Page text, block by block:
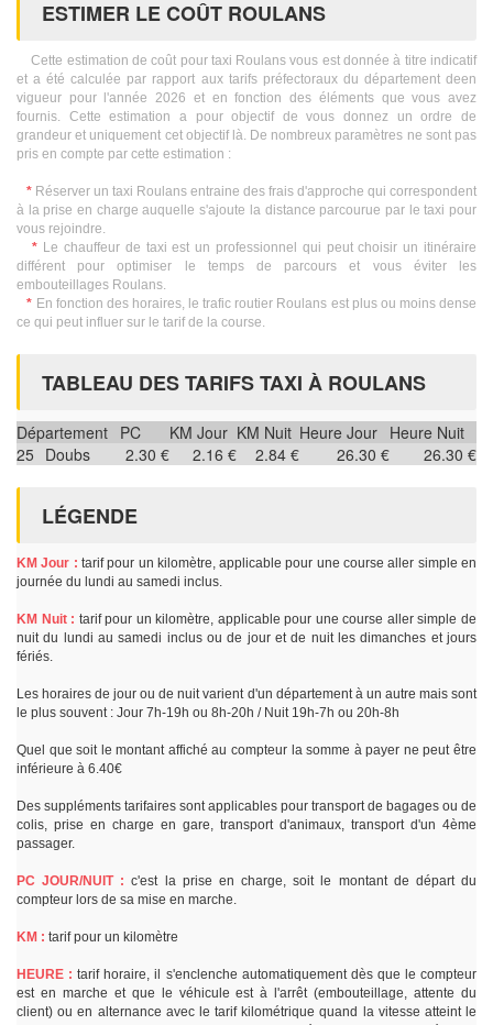
ESTIMER LE COÛT ROULANS
Cette estimation de coût pour taxi Roulans vous est donnée à titre indicatif
et a été calculée par rapport aux tarifs préfectoraux du département deen
vigueur pour l'année 2026 et en fonction des éléments que vous avez
fournis. Cette estimation a pour objectif de vous donnez un ordre de
grandeur et uniquement cet objectif là. De nombreux paramètres ne sont pas
pris en compte par cette estimation :
* Réserver un taxi Roulans entraine des frais d'approche qui correspondent
à la prise en charge auquelle s'ajoute la distance parcourue par le taxi pour
vous rejoindre.
* Le chauffeur de taxi est un professionnel qui peut choisir un itinéraire
différent pour optimiser le temps de parcours et vous éviter les
embouteillages Roulans.
* En fonction des horaires, le trafic routier Roulans est plus ou moins dense
ce qui peut influer sur le tarif de la course.
TABLEAU DES TARIFS TAXI À ROULANS
Département PC KM Jour KM Nuit Heure Jour Heure Nuit
25 Doubs 2.30 € 2.16 € 2.84 € 26.30 € 26.30 €
LÉGENDE
KM Jour : tarif pour un kilomètre, applicable pour une course aller simple en
journée du lundi au samedi inclus.
KM Nuit : tarif pour un kilomètre, applicable pour une course aller simple de
nuit du lundi au samedi inclus ou de jour et de nuit les dimanches et jours
fériés.
Les horaires de jour ou de nuit varient d'un département à un autre mais sont
le plus souvent : Jour 7h-19h ou 8h-20h / Nuit 19h-7h ou 20h-8h
Quel que soit le montant affiché au compteur la somme à payer ne peut être
inférieure à 6.40€
Des suppléments tarifaires sont applicables pour transport de bagages ou de
colis, prise en charge en gare, transport d'animaux, transport d'un 4ème
passager.
PC JOUR/NUIT : c'est la prise en charge, soit le montant de départ du
compteur lors de sa mise en marche.
KM : tarif pour un kilomètre
HEURE : tarif horaire, il s'enclenche automatiquement dès que le compteur
est en marche et que le véhicule est à l'arrêt (embouteillage, attente du
client) ou en alternance avec le tarif kilométrique quand la vitesse atteint le